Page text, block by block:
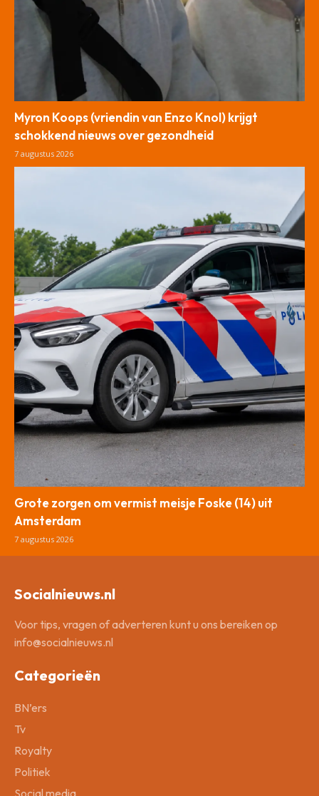
Myron Koops (vriendin van Enzo Knol) krijgt
schokkend nieuws over gezondheid
7 augustus 2026
Grote zorgen om vermist meisje Foske (14) uit
Amsterdam
7 augustus 2026
Socialnieuws.nl
Voor tips, vragen of adverteren kunt u ons bereiken op
info@socialnieuws.nl
Categorieën
BN’ers
Tv
Royalty
Politiek
Social media